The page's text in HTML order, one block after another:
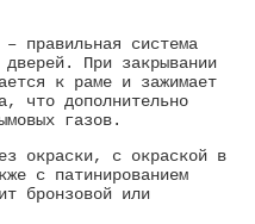
– правильная система
дверей. При закрывании
к раме и зажимает
что дополнительно
газов.
окраски, с окраской в
с патинированием
бронзовой или